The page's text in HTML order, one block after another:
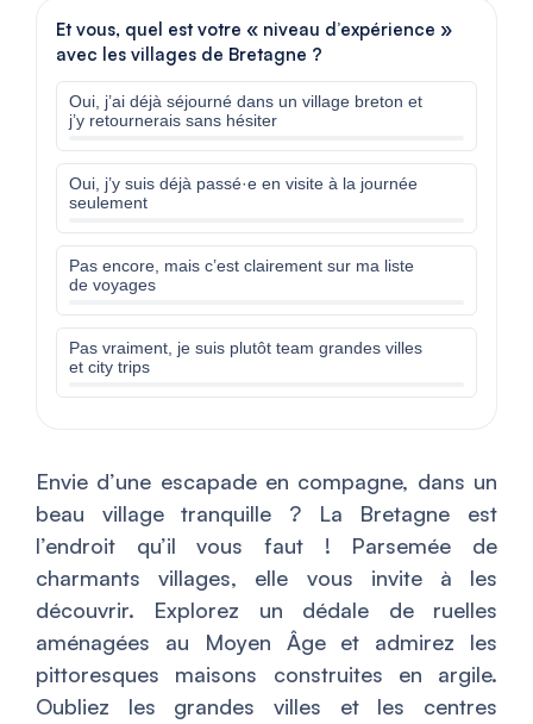
Et vous, quel est votre « niveau d’expérience »
avec les villages de Bretagne ?
Oui, j’ai déjà séjourné dans un village breton et
j’y retournerais sans hésiter
Oui, j’y suis déjà passé·e en visite à la journée
seulement
Pas encore, mais c’est clairement sur ma liste
de voyages
Pas vraiment, je suis plutôt team grandes villes
et city trips
Envie d’une escapade en compagne, dans un
beau village tranquille ? La Bretagne est
l’endroit qu’il vous faut ! Parsemée de
charmants villages, elle vous invite à les
découvrir. Explorez un dédale de ruelles
aménagées au Moyen Âge et admirez les
pittoresques maisons construites en argile.
Oubliez les grandes villes et les centres